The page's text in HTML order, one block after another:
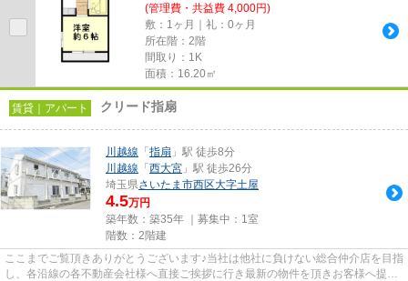
(管理費・共益費 4,000円)
敷：1ヶ月｜礼：0ヶ月
所在階：2階
間取り：1K
面積：16.20㎡
賃貸｜アパート クリード指扇
川越線 「 指扇 」駅 徒歩8分
川越線 「 西大宮 」駅 徒歩26分
埼玉県さいたま市西区大字土屋
4.5万円
築年数：築35年 ｜募集中： 1室
階数：2階建
ここまでご覧頂きありがとうございます♪当社は他社に負けない総合仲介店を目指
し、各沿線の各不動産会社様へ直接ご挨拶に行き最新の物件を頂きお客様へ提供